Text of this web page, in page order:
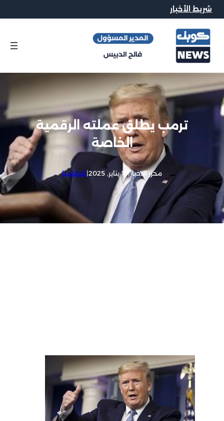
شريط الأخبار
ترمب يطلق عملته الرقمية
الخاصة
محرر الاخبار|19 يناير, 2025 |تكنالوجيا